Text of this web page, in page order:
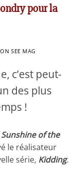
pour la
SEE MAG
c’est peut-
des plus
!
of the
le réalisateur
série, Kidding.